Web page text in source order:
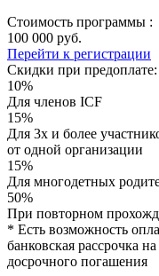
Стоимость программы :
100 000 руб.
Перейти к регистрации
Скидки при предоплате:
10%
Для членов ICF
15%
Для 3х и более
от одной организации
15%
Для многодетных
50%
При повторном
* Есть возможность
банковская рассрочка
досрочного погашения